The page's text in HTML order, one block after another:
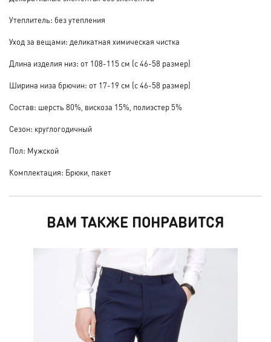
Утеплитель: без утепления
Уход за вещами: деликатная химическая чистка
Длина изделия низ: от 108-115 см (с 46-58 размер)
Ширина низа брючин: от 17-19 см (с 46-58 размер)
Состав: шерсть 80%, вискоза 15%, полиэстер 5%
Сезон: круглогодичный
Пол: Мужской
Комплектация: Брюки, пакет
ВАМ ТАКЖЕ ПОНРАВИТСЯ